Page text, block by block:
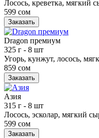
Лосось, креветка, мягкий
599 сом
Заказать
Dragon премиум
325 г - 8 шт
Угорь, кунжут, лосось,
859 сом
Заказать
Азия
315 г - 8 шт
Лосось, эсколар, мягкий
599 сом
Заказать